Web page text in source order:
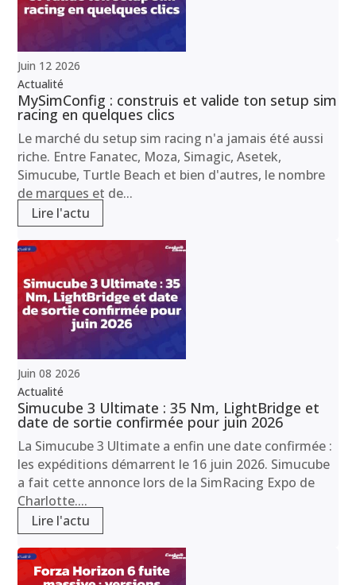
Juin 12 2026
Actualité
MySimConfig : construis et valide ton setup sim
racing en quelques clics
Le marché du setup sim racing n'a jamais été aussi
riche. Entre Fanatec, Moza, Simagic, Asetek,
Simucube, Turtle Beach et bien d'autres, le nombre
de marques et de...
Lire l'actu
Juin 08 2026
Actualité
Simucube 3 Ultimate : 35 Nm, LightBridge et
date de sortie confirmée pour juin 2026
La Simucube 3 Ultimate a enfin une date confirmée :
les expéditions démarrent le 16 juin 2026. Simucube
a fait cette annonce lors de la SimRacing Expo de
Charlotte....
Lire l'actu